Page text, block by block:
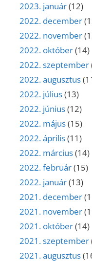
2023. január(12)
2022. december
2022. november
2022. október(14)
2022. szeptember
2022. augusztus
2022. július(13)
2022. június(12)
2022. május(15)
2022. április(11)
2022. március(14)
2022. február(15)
2022. január(13)
2021. december
2021. november
2021. október(14)
2021. szeptember
2021. augusztus